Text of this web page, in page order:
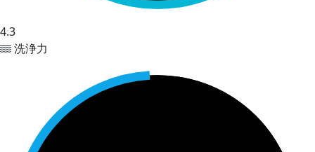
4.3
洗浄力